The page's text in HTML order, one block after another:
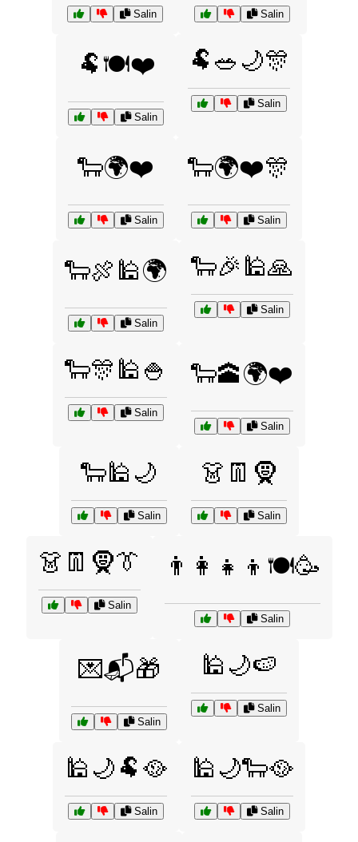
Salin Salin
🐏🍽️❤️
Salin
🐏🥗🌙🎊
Salin
🐑🌍❤️
Salin
🐑🌍❤️🎊
Salin
🐑🍖🕌🌍
Salin
🐑🎉🕌🙏
Salin
🐑🎊🕌🍚
Salin
🐑🕋🌍❤️
Salin
🐑🕌🌙
Salin
👗👖🧕
Salin
👗👖🧕👔
Salin
👨‍👩‍👧‍👦🍽️🥳
Salin
💌📬🎁
Salin
🕌🌙🍉
Salin
🕌🌙🐏🥘
Salin
🕌🌙🐑🥘
Salin